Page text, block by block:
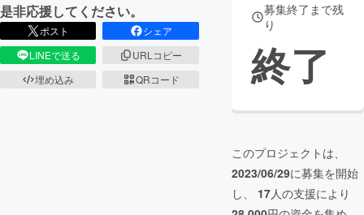
是非応援してください。
ポスト
シェア
LINEで送る
URLコピー
埋め込み
QRコード
募集終了まで残
り
終了
このプロジェクトは、
2023/06/29に募集を開始
し、 17人の支援により